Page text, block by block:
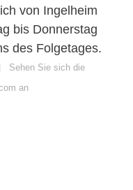
von Ingelheim
bis Donnerstag
des Folgetages.
Sehen Sie sich die
an